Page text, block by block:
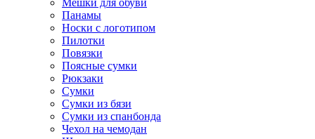
Мешки для обуви
Панамы
Носки с логотипом
Пилотки
Повязки
Поясные сумки
Рюкзаки
Сумки
Сумки из бязи
Сумки из спанбонда
Чехол на чемодан